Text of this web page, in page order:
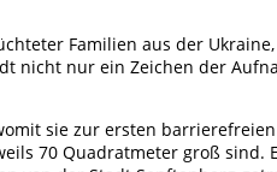
Familien aus der
nicht nur ein Zeichen der
sie zur ersten
70 Quadratmeter groß